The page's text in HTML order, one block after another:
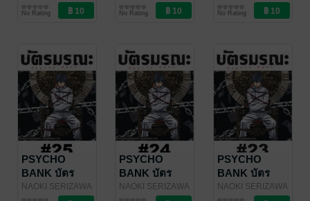
Publishing
การ์ตูนรายตอน
No Rating
Publishing
การ์ตูนรายตอน
No Rating
Publishing
การ์ตูนรายตอน
No Rating
PSYCHO
BANK บัตร
มรณะ - EP 25
NAOKI SERIZAWA
การ์ตูนรายตอน
PSYCHO
BANK บัตร
มรณะ - EP 24
NAOKI SERIZAWA
การ์ตูนรายตอน
PSYCHO
BANK บัตร
มรณะ - EP 23
NAOKI SERIZAWA
การ์ตูนรายตอน